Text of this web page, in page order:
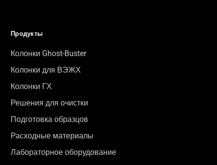
Продукты
Колонки Ghost-Buster
Колонки для ВЭЖХ
Колонки ГХ
Решения для очистки
Подготовка образцов
Расходные материалы
Лабораторное оборудование